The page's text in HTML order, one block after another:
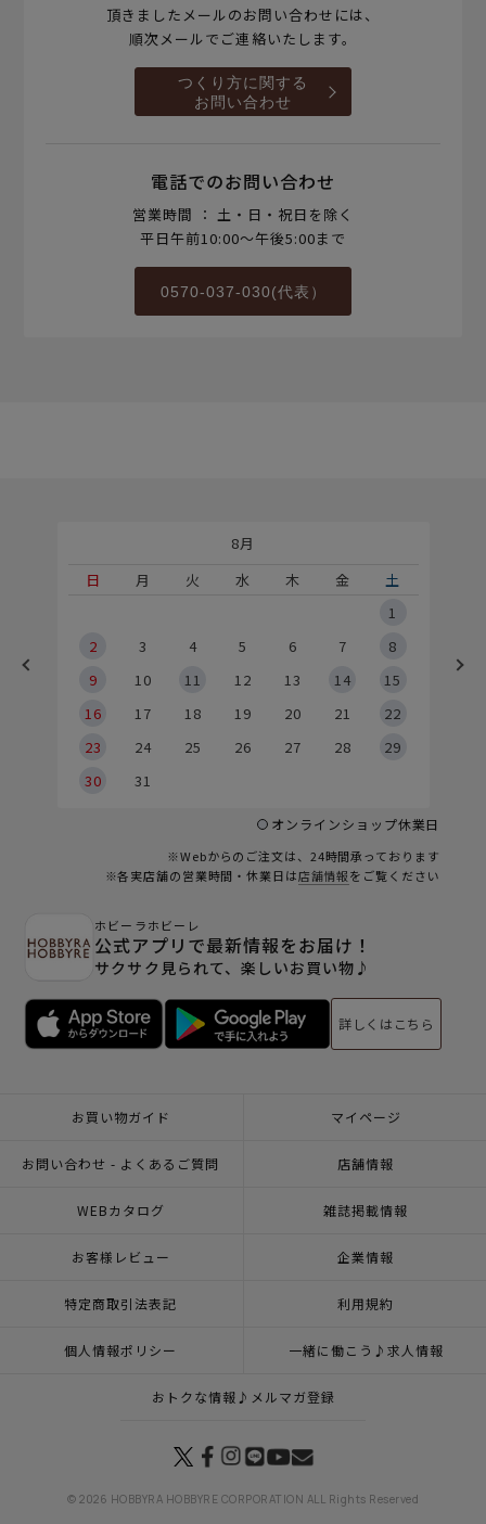
頂きましたメールのお問い合わせには、
順次メールでご連絡いたします。
つくり方に関する
お問い合わせ
電話でのお問い合わせ
営業時間 ： 土・日・祝日を除く
平日午前10:00～午後5:00まで
0570-037-030(代表）
8月
日
月 火 水 木 金
土
1
2
3 4 5 6 7
8
9
10 11 12 13 14
15
16
17 18 19 20 21
22
23
24 25 26 27 28
29
30
31
オンラインショップ休業日
※Webからのご注文は、24時間承っております
※各実店舗の営業時間・休業日は店舗情報をご覧ください
ホビーラホビーレ
公式アプリで最新情報をお届け！
サクサク見られて、楽しいお買い物♪
詳しくはこちら
お買い物ガイド マイページ
お問い合わせ - よくあるご質問 店舗情報
WEBカタログ 雑誌掲載情報
お客様レビュー 企業情報
特定商取引法表記 利用規約
個人情報ポリシー 一緒に働こう♪求人情報
おトクな情報♪メルマガ登録
© 2026 HOBBYRA HOBBYRE CORPORATION ALL Rights Reserved